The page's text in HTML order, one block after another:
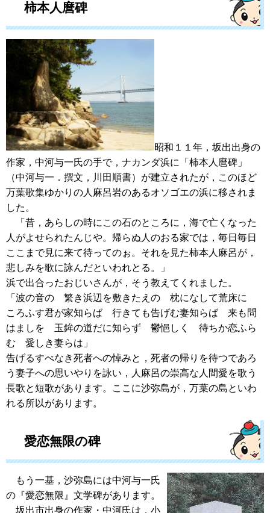
柿本人麿碑
昭和１１年，坂出出身の
作家，中河与一氏の手で，ナカンダ浜に「柿本人麿碑」
（中河与一．撰文，川田順書）が建立されたが，このほど
万葉歌集ゆかりの人麻呂岩のあるオソゴエの浜に移されま
した。
「昔，あらしの時にこの石のところに，海で亡くなった
人がよせられたんじや。帰らぬ人のおる家では，毎日毎日
ここまで見に来て待ってのぉ。それを見た柿本人麻呂が，
悲しみを歌に詠んだといわれとる。」
浜で出合ったおじいさんが，そう教えてくれました。
「波の音の 繁き浜辺を敷きたえの 枕になして荒床に
ころふす君が家知らば 行きても告げむ妻知らば 来も問
はましを 玉鉾の道だに知らず 鬱悒しく 待ちか恋ふら
む 愛しき妻らは」
告げるすべなき死者への悼みと，死者の帰りを待つであろ
う妻子への思いやりを詠い，人麻呂の崇高な人間愛を歌う
長歌と短歌があります。ここに沙弥島が，万葉の島といわ
れる所以があります。
愛恋無限の碑
もう一基，沙弥島には中河与一氏
の『愛恋無限』文学碑があります。
坂出市出身の作家・中河氏は，小